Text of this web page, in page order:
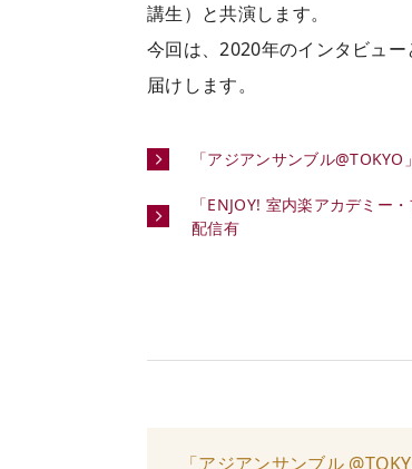
講生）と共演します。
今回は、2020年のインタビュ
届けします。
「アジアンサンブル
「ENJOY! 室内楽アカデミ
配信有
「アジアンサンブル